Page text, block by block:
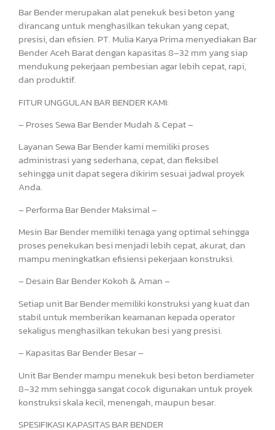
Bar Bender merupakan alat penekuk besi beton yang
dirancang untuk menghasilkan tekukan yang cepat,
presisi, dan efisien. PT. Mulia Karya Prima menyediakan Bar
Bender Aceh Barat dengan kapasitas 8–32 mm yang siap
mendukung pekerjaan pembesian agar lebih cepat, rapi,
dan produktif.
FITUR UNGGULAN BAR BENDER KAMI:
– Proses Sewa Bar Bender Mudah & Cepat –
Layanan Sewa Bar Bender kami memiliki proses
administrasi yang sederhana, cepat, dan fleksibel
sehingga unit dapat segera dikirim sesuai jadwal proyek
Anda.
– Performa Bar Bender Maksimal –
Mesin Bar Bender memiliki tenaga yang optimal sehingga
proses penekukan besi menjadi lebih cepat, akurat, dan
mampu meningkatkan efisiensi pekerjaan konstruksi.
– Desain Bar Bender Kokoh & Aman –
Setiap unit Bar Bender memiliki konstruksi yang kuat dan
stabil untuk memberikan keamanan kepada operator
sekaligus menghasilkan tekukan besi yang presisi.
– Kapasitas Bar Bender Besar –
Unit Bar Bender mampu menekuk besi beton berdiameter
8–32 mm sehingga sangat cocok digunakan untuk proyek
konstruksi skala kecil, menengah, maupun besar.
SPESIFIKASI KAPASITAS BAR BENDER